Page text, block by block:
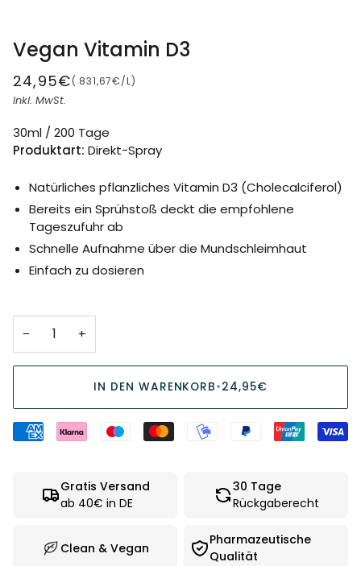
Vegan Vitamin D3
24,95€(STÜCKPREIS
831,67€/L)
Inkl. MwSt.
30ml / 200 Tage
Produktart: Direkt-Spray
Natürliches pflanzliches Vitamin D3 (Cholecalciferol)
Bereits ein Sprühstoß deckt die empfohlene
Tageszufuhr ab
Schnelle Aufnahme über die Mundschleimhaut
Einfach zu dosieren
− +
IN DEN WARENKORB•24,95€
Gratis Versand
ab 40€ in DE
30 Tage
Rückgaberecht
Clean & Vegan
Pharmazeutische
Qualität